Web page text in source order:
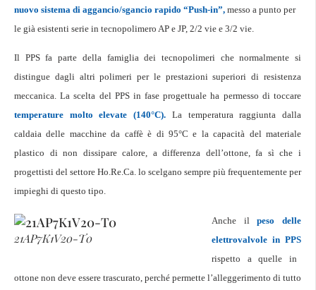
nuovo sistema di aggancio/sgancio rapido “Push-in”, messo a punto per
le già esistenti serie in tecnopolimero AP e JP, 2/2 vie e 3/2 vie.
Il PPS fa parte della famiglia dei tecnopolimeri che normalmente si
distingue dagli altri polimeri per le prestazioni superiori di resistenza
meccanica. La scelta del PPS in fase progettuale ha permesso di toccare
temperature molto elevate (140°C). La temperatura raggiunta dalla
caldaia delle macchine da caffè è di 95°C e la capacità del materiale
plastico di non dissipare calore, a differenza dell’ottone, fa sì che i
progettisti del settore Ho.Re.Ca. lo scelgano sempre più frequentemente per
impieghi di questo tipo.
21AP7K1V20-T0
Anche ilpeso delle
elettrovalvole in PPS
rispetto a quelle in
ottone non deve essere trascurato, perché permette l’alleggerimento di tutto